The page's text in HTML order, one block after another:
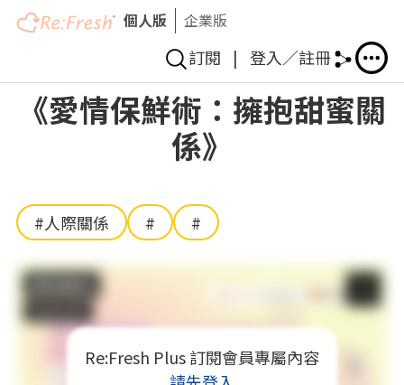
移
個人版 企業版
訂閱 | 登入／註冊
《愛情保鮮術：擁抱甜蜜關
係》
#人際關係 # #
Re:Fresh Plus 訂閱會員專屬內容